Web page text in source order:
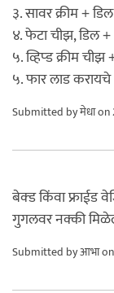
३. सावर क्रीम + डिल
४. फेटा चीझ, डिल
५. व्हिप्ड क्रीम
५. फार लाड
Submitted byमेधाon
बेक्ड किंवा फ्राईड
गुगलवर नक्की
Submitted byआभाon